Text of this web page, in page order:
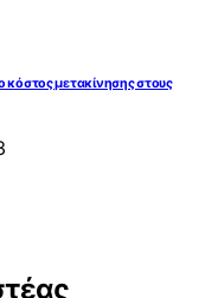
κόστος μετακίνησης στους